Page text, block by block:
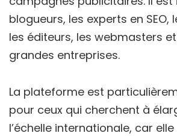
blogueurs, les experts en SEO,
les éditeurs, les webmasters
grandes entreprises.
La plateforme est
pour ceux qui cherchent à
l’échelle internationale, car